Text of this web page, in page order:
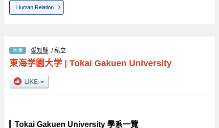
Human Relation
愛知縣 / 私立
東海学園大学| Tokai Gakuen University
Tokai Gakuen University 學系一覽